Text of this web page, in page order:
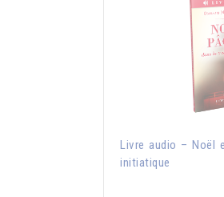
Livre audio – Noël
initiatique